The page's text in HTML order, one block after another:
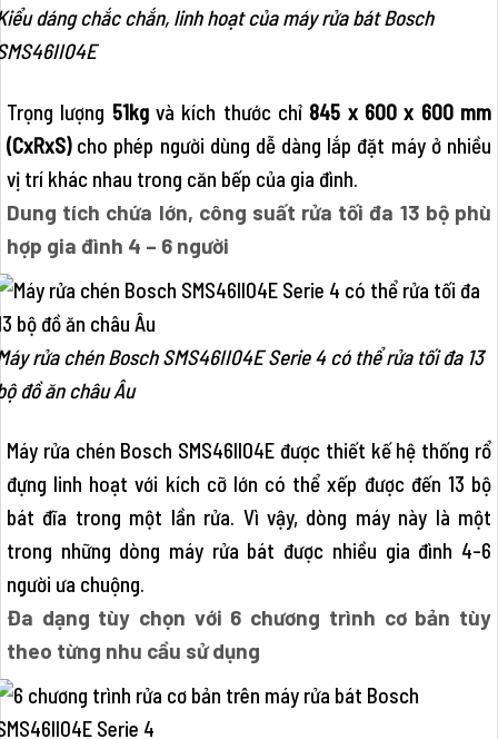
dáng chắc chắn, linh hoạt của máy rửa bát Bosch
Trọng lượng 51kgvà kích thước chỉ 845 x 600 x 600 mm
(CxRxS)cho phép người dùng dễ dàng lắp đặt máy ở nhiều
vị trí khác nhau trong căn bếp của gia đình.
Dung tích chứa lớn, công suất rửa tối đa 13 bộ phù
hợp gia đình 4 – 6 người
rửa chén Bosch SMS46II04E Serie 4 có thể rửa tối đa 13
đồ ăn châu Âu
Máy rửa chén Bosch SMS46II04E được thiết kế hệ thống rổ
đựng linh hoạt với kích cỡ lớn có thể xếp được đến 13 bộ
bát đĩa trong một lần rửa. Vì vậy, dòng máy này là một
trong những dòng máy rửa bát được nhiều gia đình 4-6
người ưa chuộng.
Đa dạng tùy chọn với 6 chương trình cơ bản tùy
theo từng nhu cầu sử dụng